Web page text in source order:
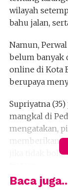
wilayah
bahu jalan,
Namun,
belum banyak
online di Kota
berupaya
Supriyatna
mangkal di
mengatakan,
memberikan
jika tidak
“Kami kan
Baca